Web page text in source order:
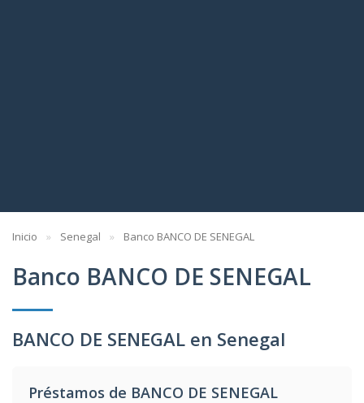
Inicio Senegal Banco BANCO DE SENEGAL
Banco BANCO DE SENEGAL
BANCO DE SENEGAL en Senegal
Préstamos de BANCO DE SENEGAL